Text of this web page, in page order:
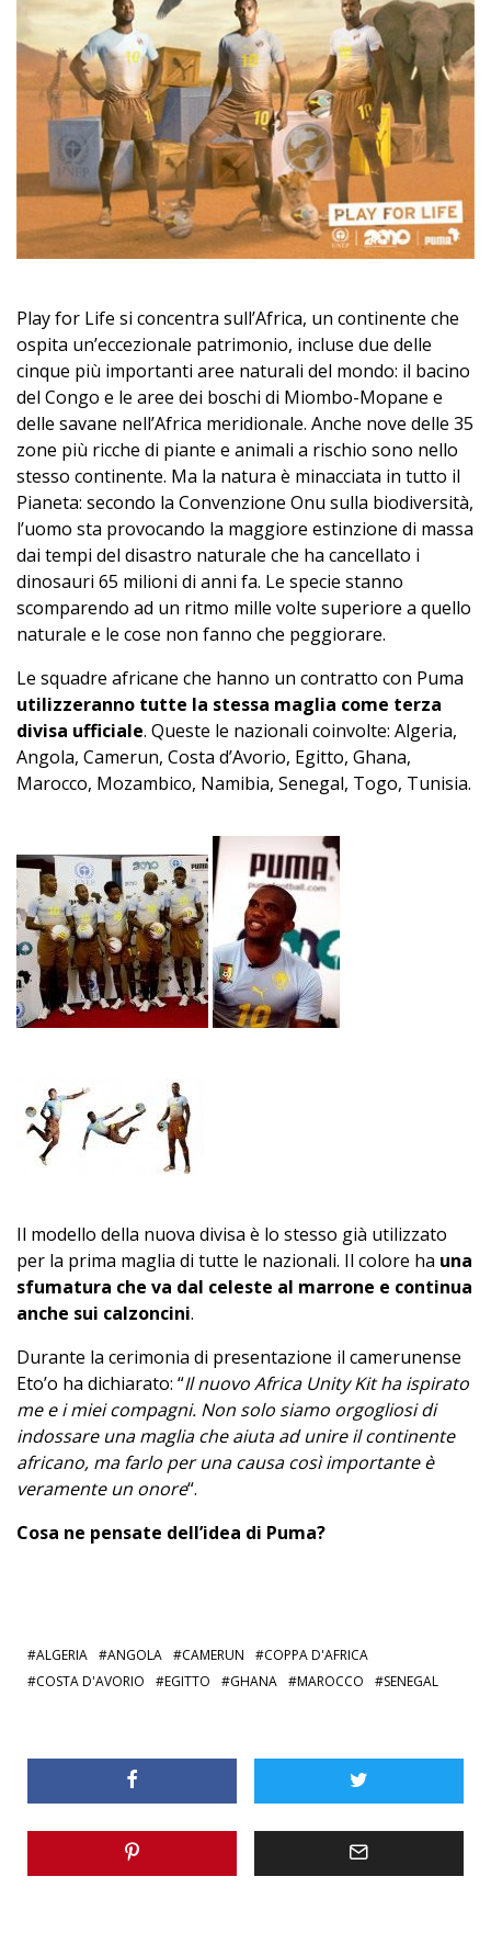
Play for Life si concentra sull’Africa, un continente che
ospita un’eccezionale patrimonio, incluse due delle
cinque più importanti aree naturali del mondo: il bacino
del Congo e le aree dei boschi di Miombo-Mopane e
delle savane nell’Africa meridionale. Anche nove delle 35
zone più ricche di piante e animali a rischio sono nello
stesso continente. Ma la natura è minacciata in tutto il
Pianeta: secondo la Convenzione Onu sulla biodiversità,
l’uomo sta provocando la maggiore estinzione di massa
dai tempi del disastro naturale che ha cancellato i
dinosauri 65 milioni di anni fa. Le specie stanno
scomparendo ad un ritmo mille volte superiore a quello
naturale e le cose non fanno che peggiorare.
Le squadre africane che hanno un contratto con Puma
utilizzeranno tutte la stessa maglia come terza
divisa ufficiale. Queste le nazionali coinvolte: Algeria,
Angola, Camerun, Costa d’Avorio, Egitto, Ghana,
Marocco, Mozambico, Namibia, Senegal, Togo, Tunisia.
Il modello della nuova divisa è lo stesso già utilizzato
per la prima maglia di tutte le nazionali. Il colore ha una
sfumatura che va dal celeste al marrone e continua
anche sui calzoncini.
Durante la cerimonia di presentazione il camerunense
Eto’o ha dichiarato: “Il nuovo Africa Unity Kit ha ispirato
me e i miei compagni. Non solo siamo orgogliosi di
indossare una maglia che aiuta ad unire il continente
africano, ma farlo per una causa così importante è
veramente un onore“.
Cosa ne pensate dell’idea di Puma?
ALGERIA ANGOLA CAMERUN
COPPA D'AFRICA
COSTA D'AVORIO
EGITTO GHANA MAROCCO SENEGAL